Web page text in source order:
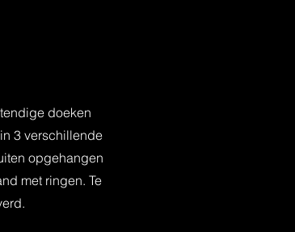
doeken
3 verschillende
opgehangen
met ringen. Te